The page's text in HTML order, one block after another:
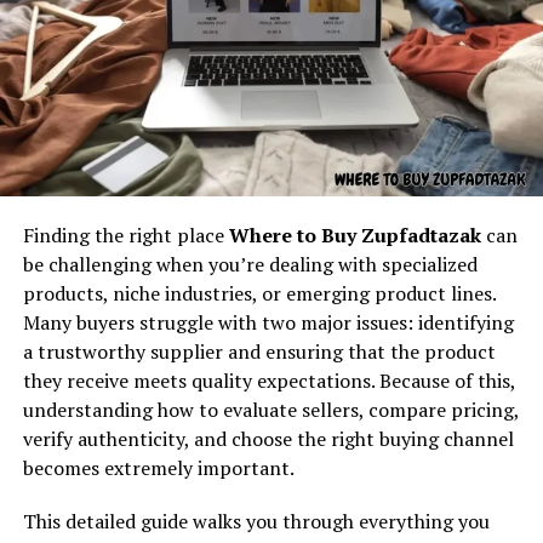
Um dos maiores legados do escapamento RD é o som.
Grave, metálico e vibrante, ele se tornou uma assinatura
auditiva que qualquer apaixonado por motos reconhece
a distância.
Mais do que um detalhe, o ronco da RD foi parte de um
movimento cultural. Nas ruas, esse som anunciava
velocidade e presença. Em encontros de motociclistas,
era motivo de nostalgia e respeito. O escapamento RD,
?? e toda sua mística sonora ajudaram a criar uma
verdadeira identidade coletiva entre os fãs da Yamaha.
Personalizações e Modificações
Understanding the core concept
behind “latest feedbuzzard com”
At its core,latest feedbuzzard comresembles the
identity of a platform focused on:
Fresh news
Trending updates
Real-time feed activity
Social buzz
Online movement
Viral culture
The name itself implies motion — something always
updating, refreshing, and capturing attention. It feels
like the kind of digital brand that exists to deliver
Finding the right placeWhere to Buy Zupfadtazakcan
be challenging when you’re dealing with specialized
products, niche industries, or emerging product lines.
Many buyers struggle with two major issues: identifying
a trustworthy supplier and ensuring that the product
they receive meets quality expectations. Because of this,
understanding how to evaluate sellers, compare pricing,
verify authenticity, and choose the right buying channel
becomes extremely important.
This detailed guide walks you through everything you